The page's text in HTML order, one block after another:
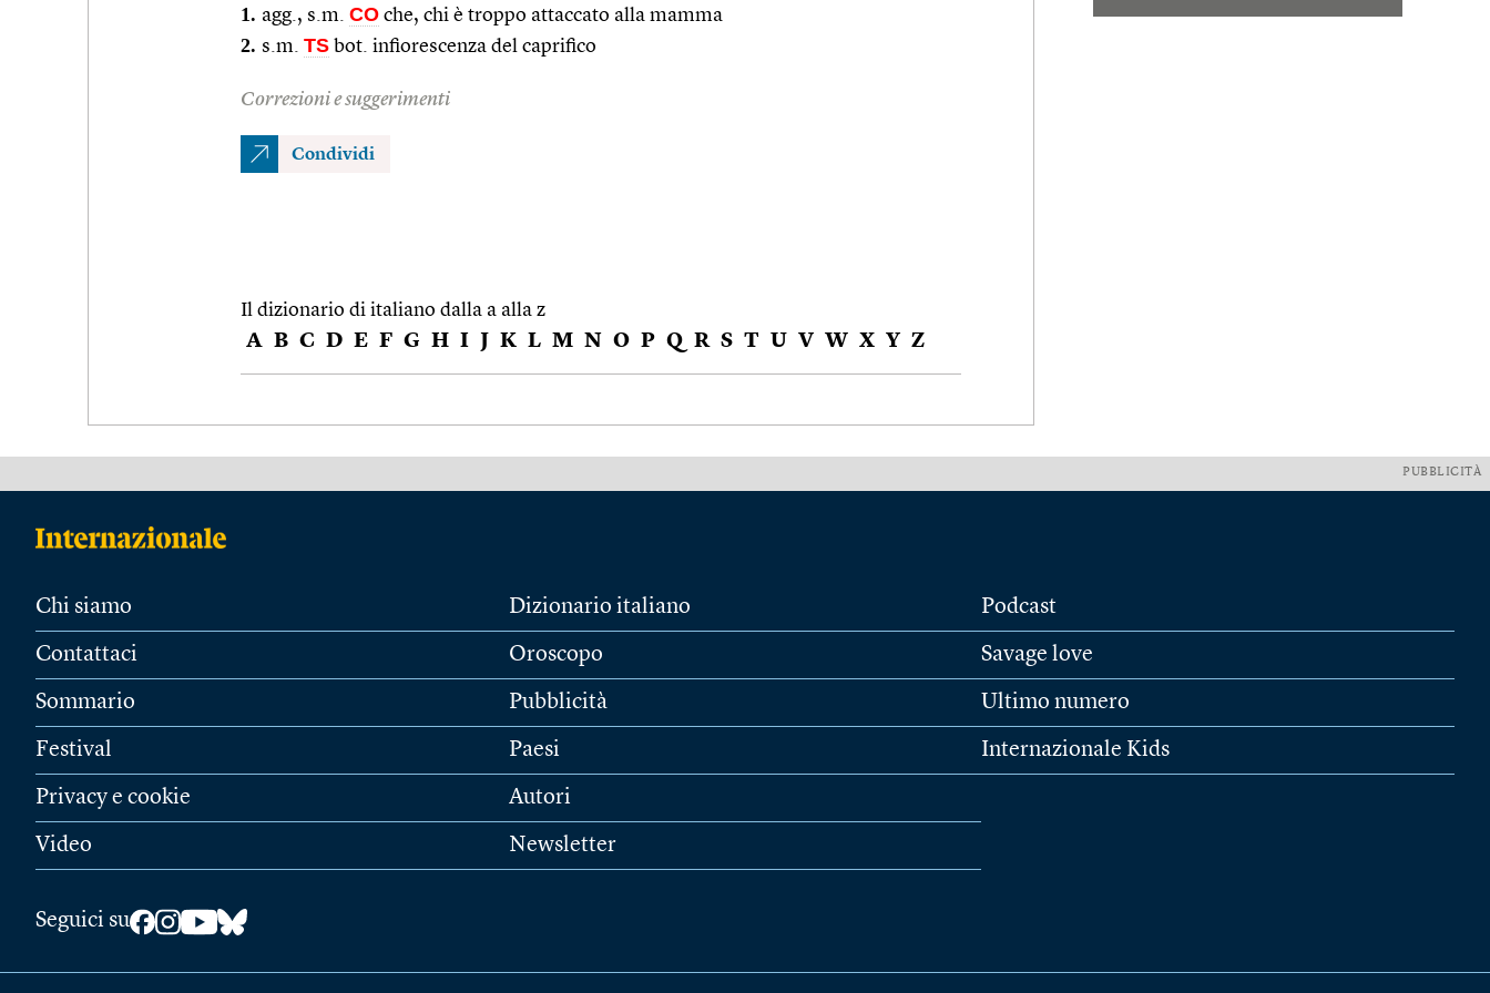
1. agg., s.m. CO che, chi è troppo attaccato alla mamma
2. s.m. TS bot. infiorescenza del caprifico
Correzioni e suggerimenti
Condividi
Il dizionario di italiano dalla a alla z
A B C D E F G H I J K L M N O P Q R S T U V W X Y Z
PUBBLICITÀ
Chi siamo
Contattaci
Sommario
Festival
Privacy e cookie
Video
Dizionario italiano
Oroscopo
Pubblicità
Paesi
Autori
Newsletter
Podcast
Savage love
Ultimo numero
Internazionale Kids
Seguici su